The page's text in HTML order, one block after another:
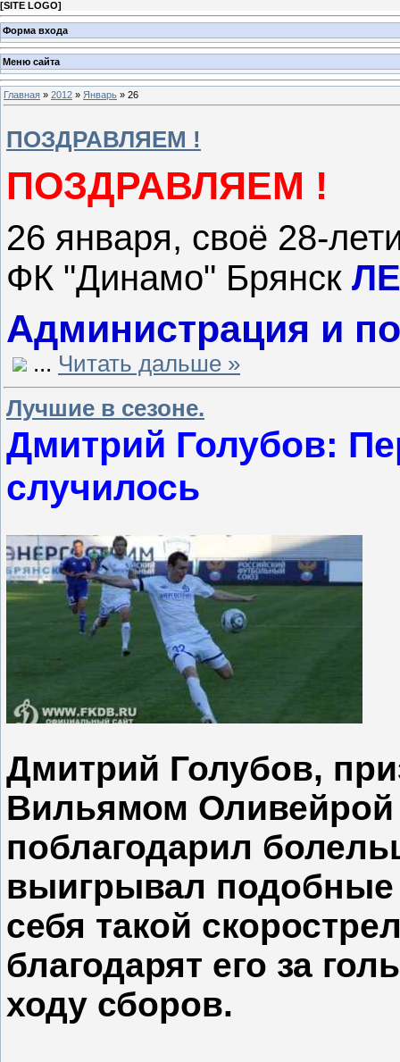
[SITE LOGO]
Форма входа
Меню сайта
Главная » 2012 » Январь » 26
ПОЗДРАВЛЯЕМ !
ПОЗДРАВЛЯЕМ !
26 января, своё 28-
ФК "Динамо" Брянск
Администрация и
... Читать дальше »
Лучшие в сезоне.
Дмитрий Голубов:
случилось
Дмитрий Голубов,
Вильямом Оливейрой
поблагодарил
выигрывал
себя такой
благодарят его за
ходу сборов.